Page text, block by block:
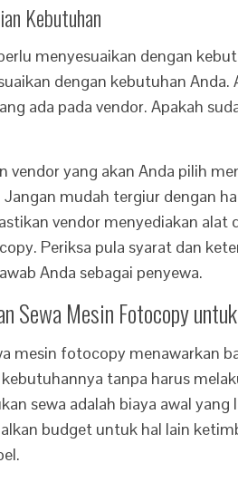
Kebutuhan
menyesuaikan dengan
dengan kebutuhan
ada pada vendor. Apakah
vendor yang akan Anda pilih
Jangan mudah tergiur dengan
vendor menyediakan alat
Periksa pula syarat dan
Anda sebagai penyewa.
Sewa Mesin Fotocopy
mesin fotocopy menawarkan
tanpa harus
sewa adalah biaya awal
budget untuk hal lain